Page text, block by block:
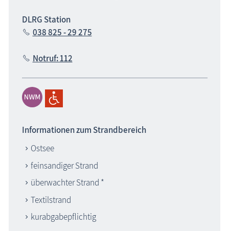
DLRG Station
038 825 - 29 275
Notruf: 112
Informationen zum Strandbereich
Ostsee
feinsandiger Strand
überwachter Strand *
Textilstrand
kurabgabepflichtig